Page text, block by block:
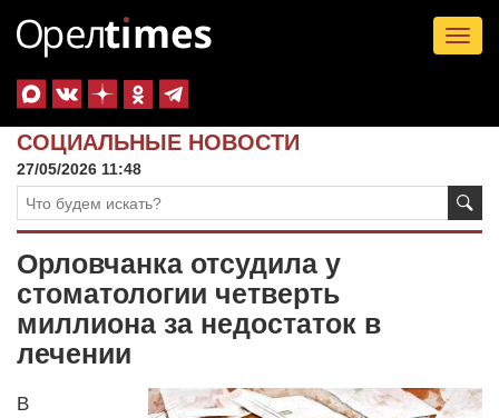
СОЦИАЛЬНЫЕ НОВОСТИ
27/05/2026 11:48
Орловчанка отсудила у
стоматологии четверть
миллиона за недостаток в
лечении
В